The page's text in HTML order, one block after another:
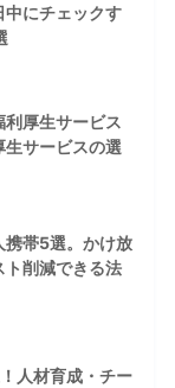
中にチェックす
厚生サービス
生サービスの選
携帯5選。かけ放
ト削減できる法
人材育成・チー